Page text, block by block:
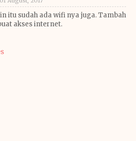
itu sudah ada wifi nya juga. Tambah
akses internet.